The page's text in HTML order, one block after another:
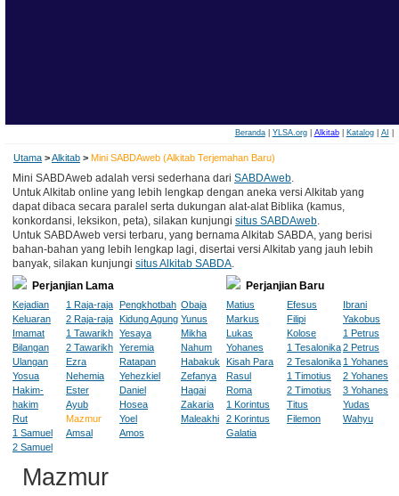
Beranda| YLSA.org| Alkitab| Katalog| AI
Utama >Alkitab > Mini SABDAweb (Alkitab Terjemahan Baru)
Mini SABDAweb adalah versi sederhana dari SABDAweb.
Untuk Alkitab online yang lebih lengkap dengan aneka versi Alkitab yang
dapat dibaca secara paralel serta dukungan alat-alat Biblika (kamus,
konkordansi, leksikon, peta), silakan kunjungi situs SABDAweb.
Untuk SABDAweb versi terbaru, yang bernama Alkitab SABDA, yang berisi
bahan-bahan yang lebih lengkap lagi, disertai versi Alkitab yang jauh lebih
banyak, silakan kunjungi situs Alkitab SABDA.
Perjanjian Lama
Perjanjian Baru
Kejadian
Keluaran
Imamat
Bilangan
Ulangan
Yosua
Hakim-
hakim
Rut
1 Samuel
2 Samuel
1 Raja-raja
2 Raja-raja
1 Tawarikh
2 Tawarikh
Ezra
Nehemia
Ester
Ayub
Mazmur
Amsal
Pengkhotbah
Kidung Agung
Yesaya
Yeremia
Ratapan
Yehezkiel
Daniel
Hosea
Yoel
Amos
Obaja
Yunus
Mikha
Nahum
Habakuk
Zefanya
Hagai
Zakaria
Maleakhi
Matius
Markus
Lukas
Yohanes
Kisah Para
Rasul
Roma
1 Korintus
2 Korintus
Galatia
Efesus
Filipi
Kolose
1 Tesalonika
2 Tesalonika
1 Timotius
2 Timotius
Titus
Filemon
Ibrani
Yakobus
1 Petrus
2 Petrus
1 Yohanes
2 Yohanes
3 Yohanes
Yudas
Wahyu
Mazmur